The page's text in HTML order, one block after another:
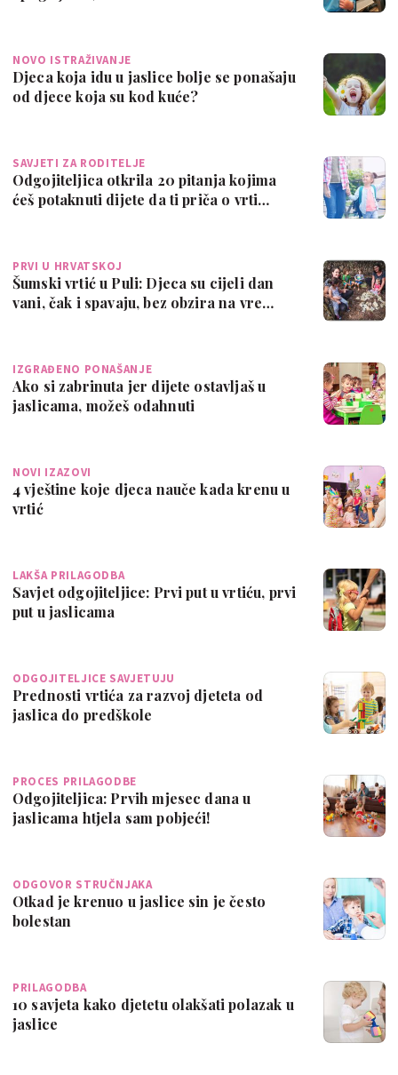
NOVO ISTRAŽIVANJE
Djeca koja idu u jaslice bolje se ponašaju
od djece koja su kod kuće?
SAVJETI ZA RODITELJE
Odgojiteljica otkrila 20 pitanja kojima
ćeš potaknuti dijete da ti priča o vrti…
PRVI U HRVATSKOJ
Šumski vrtić u Puli: Djeca su cijeli dan
vani, čak i spavaju, bez obzira na vre…
IZGRAĐENO PONAŠANJE
Ako si zabrinuta jer dijete ostavljaš u
jaslicama, možeš odahnuti
NOVI IZAZOVI
4 vještine koje djeca nauče kada krenu u
vrtić
LAKŠA PRILAGODBA
Savjet odgojiteljice: Prvi put u vrtiću, prvi
put u jaslicama
ODGOJITELJICE SAVJETUJU
Prednosti vrtića za razvoj djeteta od
jaslica do predškole
PROCES PRILAGODBE
Odgojiteljica: Prvih mjesec dana u
jaslicama htjela sam pobjeći!
ODGOVOR STRUČNJAKA
Otkad je krenuo u jaslice sin je često
bolestan
PRILAGODBA
10 savjeta kako djetetu olakšati polazak u
jaslice